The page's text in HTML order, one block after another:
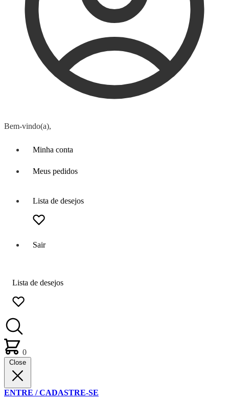
Bem-vindo(a),
Minha conta
Meus pedidos
Lista de desejos
Sair
Lista de desejos
0
Close
ENTRE / CADASTRE-SE